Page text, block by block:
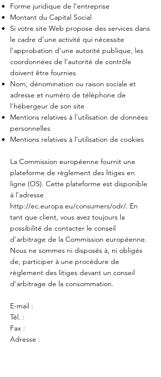
Forme juridique de l’entreprise
Montant du Capital Social
Si votre site Web propose des services dans
le cadre d'une activité qui nécessite
l'approbation d'une autorité publique, les
coordonnées de l'autorité de contrôle
doivent être fournies
Nom, dénomination ou raison sociale et
adresse et numéro de téléphone de
l'hébergeur de son site
Mentions relatives à l'utilisation de données
personnelles
Mentions relatives à l'utilisation de cookies
La Commission européenne fournit une
plateforme de règlement des litiges en
ligne (OS). Cette plateforme est disponible
à l'adresse
http://ec.europa.eu/consumers/odr/. En
tant que client, vous avez toujours la
possibilité de contacter le conseil
d'arbitrage de la Commission européenne.
Nous ne sommes ni disposés à, ni obligés
de, participer à une procédure de
règlement des litiges devant un conseil
d'arbitrage de la consommation.
E-mail :
Tél. :
Fax :
Adresse :